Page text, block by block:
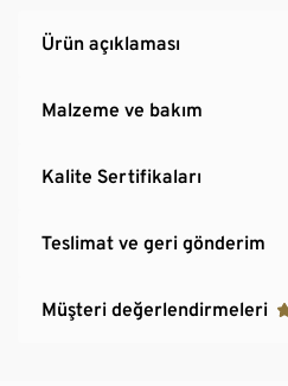
Ürün açıklaması
Malzeme ve bakım
Kalite Sertifikaları
Teslimat ve geri gönderim
Müşteri değerlendirmeleri